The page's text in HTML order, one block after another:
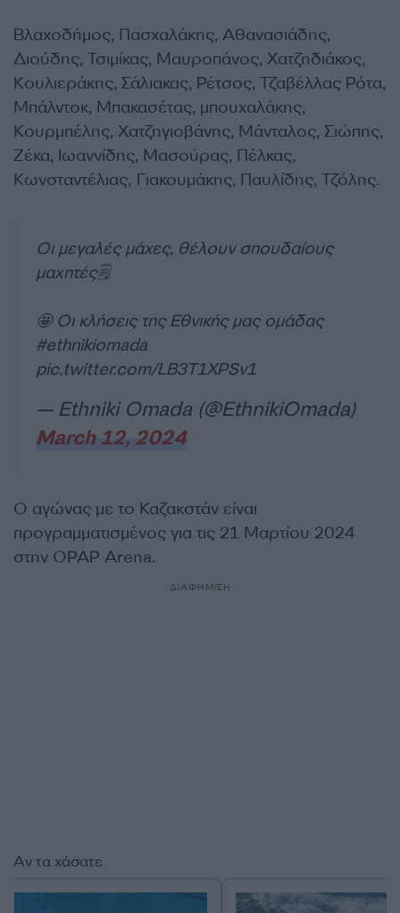
Βλαχοδήμος, Πασχαλάκης, Αθανασιάδης,
Διούδης, Τσιμίκας, Μαυροπάνος, Χατζηδιάκος,
Κουλιεράκης, Σάλιακας, Ρέτσος, Τζαβέλλας Ρότα,
Μπάλντοκ, Μπακασέτας, μπουχαλάκης,
Κουρμπέλης, Χατζηγιοβάνης, Μάνταλος, Σιώπης,
Ζέκα, Ιωαννίδης, Μασούρας, Πέλκας,
Κωνσταντέλιας, Γιακουμάκης, Παυλίδης, Τζόλης.
Οι μεγαλές μάχες, θέλουν σπουδαίους
μαχητές🗒️
🤩 Οι κλήσεις της Εθνικής μας ομάδας
#ethnikiomada
pic.twitter.com/LB3T1XPSv1
— Ethniki Omada (@EthnikiOmada)
March 12, 2024
Ο αγώνας με το Καζακστάν είναι
προγραμματισμένος για τις 21 Μαρτίου 2024
στην OPAP Arena.
ΔΙΑΦΗΜΙΣΗ
Αν τα χάσατε